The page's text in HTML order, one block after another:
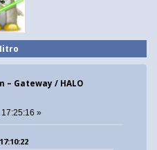
– Gateway / HALO
»